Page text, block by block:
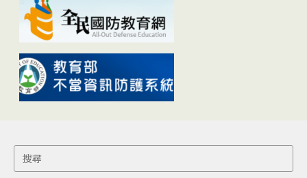
Search
for: